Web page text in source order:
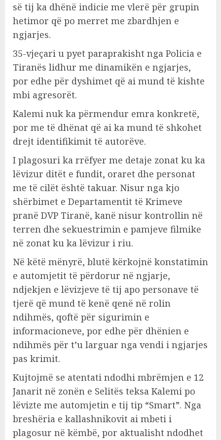
së tij ka dhënë indicie me vlerë për grupin
hetimor që po merret me zbardhjen e
ngjarjes.
35-vjeçari u pyet paraprakisht nga Policia e
Tiranës lidhur me dinamikën e ngjarjes,
por edhe për dyshimet që ai mund të kishte
mbi agresorët.
Kalemi nuk ka përmendur emra konkretë,
por me të dhënat që ai ka mund të shkohet
drejt identifikimit të autorëve.
I plagosuri ka rrëfyer me detaje zonat ku ka
lëvizur ditët e fundit, oraret dhe personat
me të cilët është takuar. Nisur nga kjo
shërbimet e Departamentit të Krimeve
pranë DVP Tiranë, kanë nisur kontrollin në
terren dhe sekuestrimin e pamjeve filmike
në zonat ku ka lëvizur i riu.
Në këtë mënyrë, blutë kërkojnë konstatimin
e automjetit të përdorur në ngjarje,
ndjekjen e lëvizjeve të tij apo personave të
tjerë që mund të kenë qenë në rolin
ndihmës, qoftë për sigurimin e
informacioneve, por edhe për dhënien e
ndihmës për t’u larguar nga vendi i ngjarjes
pas krimit.
Kujtojmë se atentati ndodhi mbrëmjen e 12
Janarit në zonën e Selitës teksa Kalemi po
lëvizte me automjetin e tij tip “Smart”. Nga
breshëria e kallashnikovit ai mbeti i
plagosur në këmbë, por aktualisht ndodhet